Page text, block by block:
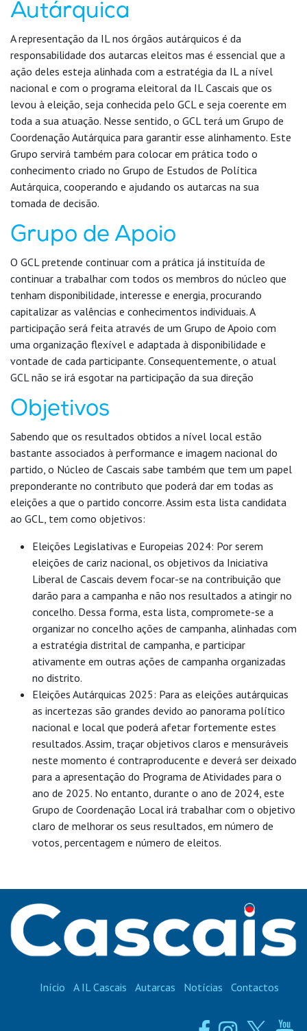
Autárquica
A representação da IL nos órgãos autárquicos é da
responsabilidade dos autarcas eleitos mas é essencial que a
ação deles esteja alinhada com a estratégia da IL a nível
nacional e com o programa eleitoral da IL Cascais que os
levou à eleição, seja conhecida pelo GCL e seja coerente em
toda a sua atuação. Nesse sentido, o GCL terá um Grupo de
Coordenação Autárquica para garantir esse alinhamento. Este
Grupo servirá também para colocar em prática todo o
conhecimento criado no Grupo de Estudos de Política
Autárquica, cooperando e ajudando os autarcas na sua
tomada de decisão.
Grupo de Apoio
O GCL pretende continuar com a prática já instituída de
continuar a trabalhar com todos os membros do núcleo que
tenham disponibilidade, interesse e energia, procurando
capitalizar as valências e conhecimentos individuais. A
participação será feita através de um Grupo de Apoio com
uma organização flexível e adaptada à disponibilidade e
vontade de cada participante. Consequentemente, o atual
GCL não se irá esgotar na participação da sua direção
Objetivos
Sabendo que os resultados obtidos a nível local estão
bastante associados à performance e imagem nacional do
partido, o Núcleo de Cascais sabe também que tem um papel
preponderante no contributo que poderá dar em todas as
eleições a que o partido concorre. Assim esta lista candidata
ao GCL, tem como objetivos:
Eleições Legislativas e Europeias 2024: Por serem
eleições de cariz nacional, os objetivos da Iniciativa
Liberal de Cascais devem focar-se na contribuição que
darão para a campanha e não nos resultados a atingir no
concelho. Dessa forma, esta lista, compromete-se a
organizar no concelho ações de campanha, alinhadas com
a estratégia distrital de campanha, e participar
ativamente em outras ações de campanha organizadas
no distrito.
Eleições Autárquicas 2025: Para as eleições autárquicas
as incertezas são grandes devido ao panorama político
nacional e local que poderá afetar fortemente estes
resultados. Assim, traçar objetivos claros e mensuráveis
neste momento é contraproducente e deverá ser deixado
para a apresentação do Programa de Atividades para o
ano de 2025. No entanto, durante o ano de 2024, este
Grupo de Coordenação Local irá trabalhar com o objetivo
claro de melhorar os seus resultados, em número de
votos, percentagem e número de eleitos.
Início A IL Cascais Autarcas Notícias Contactos